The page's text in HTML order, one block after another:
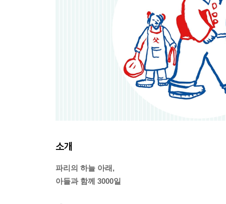
소개
파리의 하늘 아래,
아들과 함께 3000일